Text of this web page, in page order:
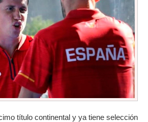
título continental y ya tiene selección